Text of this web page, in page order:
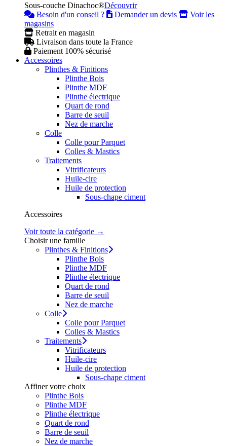
Sous-couche Dinachoc®Découvrir
Besoin d'un conseil ?
Demander un devis
Voir les
magasins
Retrait en magasin
Livraison dans toute la France
Paiement 100% sécurisé
Accessoires
Plinthes & Finitions
Plinthe Bois
Plinthe MDF
Plinthe électrique
Quart de rond
Barre de seuil
Nez de marche
Colle
Colle pour Parquet
Colles & Mastics
Traitements
Vitrificateurs
Huile-cire
Huile de protection
Sous-chape ciment
Accessoires
Voir toute la catégorie →
Choisir une famille
Plinthes & Finitions
Plinthe Bois
Plinthe MDF
Plinthe électrique
Quart de rond
Barre de seuil
Nez de marche
Colle
Colle pour Parquet
Colles & Mastics
Traitements
Vitrificateurs
Huile-cire
Huile de protection
Sous-chape ciment
Affiner votre choix
Plinthe Bois
Plinthe MDF
Plinthe électrique
Quart de rond
Barre de seuil
Nez de marche